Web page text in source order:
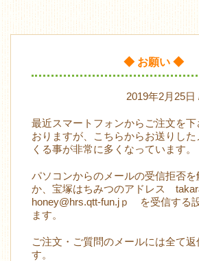
◆ お願い ◆
2019年2月25日
最近スマートフォンからご注文を下
おりますが、こちらからお送りした
くる事が非常に多くなっています。
パソコンからのメールの受信拒否を
か、宝塚はちみつのアドレス
honey@hrs.qtt-fun.jｐ を受信する
ます。
ご注文・ご質問のメールには全て返
す。